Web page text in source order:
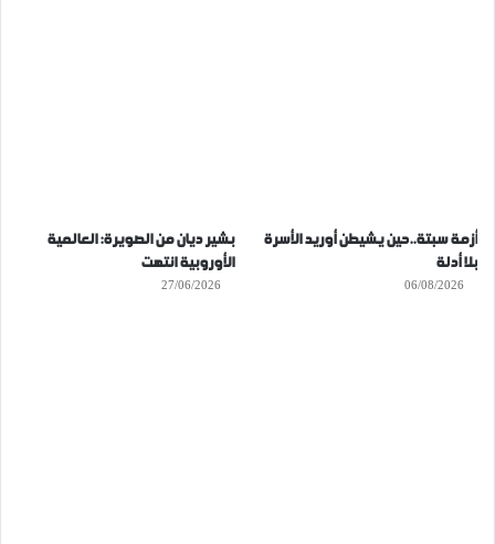
أزمة سبتة..حين يشيطن أوريد الأسرة
بلا أدلة
06/08/2026
بشير ديان من الصويرة: العالمية
الأوروبية انتهت
27/06/2026